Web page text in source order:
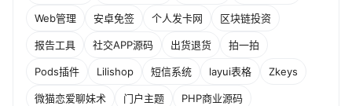
Web管理 安卓免签 个人发卡网 区块链投资
报告工具 社交APP源码 出货退货 拍一拍
Pods插件 Lilishop 短信系统 layui表格 Zkeys
微猫恋爱聊妹术 门户主题 PHP商业源码